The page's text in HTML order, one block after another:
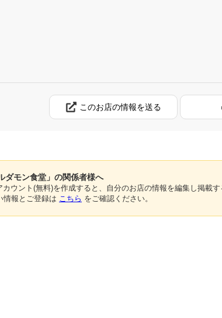
このお店の情報を送る
ダモン食堂」の関係者様へ
カウント(無料)を作成すると、自分のお店の情報を編集し掲載す
情報とご登録は こちら をご確認ください。